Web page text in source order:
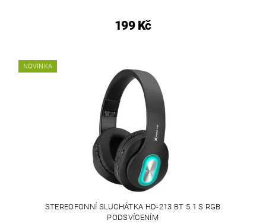
199 Kč
NOVINKA
STEREOFONNÍ SLUCHÁTKA HD-213 BT 5.1 S RGB
PODSVÍCENÍM